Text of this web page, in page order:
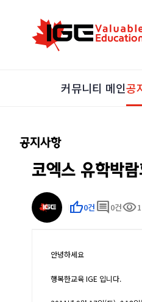
커뮤니티 메인공
공지사항
코엑스 유학박
thumb_up0건 comment 0건visibility
안녕하세요
행복한교육 IGE 입니다.